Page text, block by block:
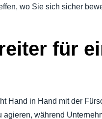
wo Sie sich sicher
für
Hand in Hand mit der
während